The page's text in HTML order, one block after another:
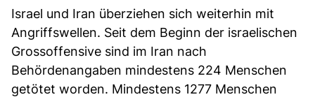
Israel und Iran überziehen sich weiterhin mit
Angriffswellen. Seit dem Beginn der israelischen
Grossoffensive sind im Iran nach
Behördenangaben mindestens 224 Menschen
getötet worden. Mindestens 1277 Menschen